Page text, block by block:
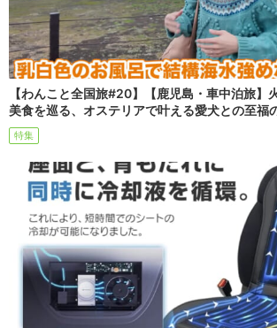
【わんこと全国旅#20】【鹿児島・車中泊旅】
美食を巡る、オステリアで叶える愛犬との至福
特集